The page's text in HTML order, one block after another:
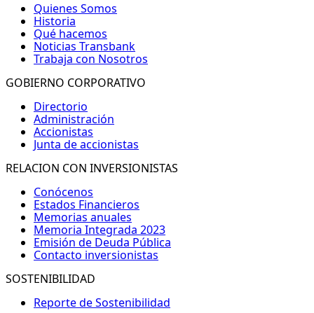
Quienes Somos
Historia
Qué hacemos
Noticias Transbank
Trabaja con Nosotros
GOBIERNO CORPORATIVO
Directorio
Administración
Accionistas
Junta de accionistas
RELACION CON INVERSIONISTAS
Conócenos
Estados Financieros
Memorias anuales
Memoria Integrada 2023
Emisión de Deuda Pública
Contacto inversionistas
SOSTENIBILIDAD
Reporte de Sostenibilidad